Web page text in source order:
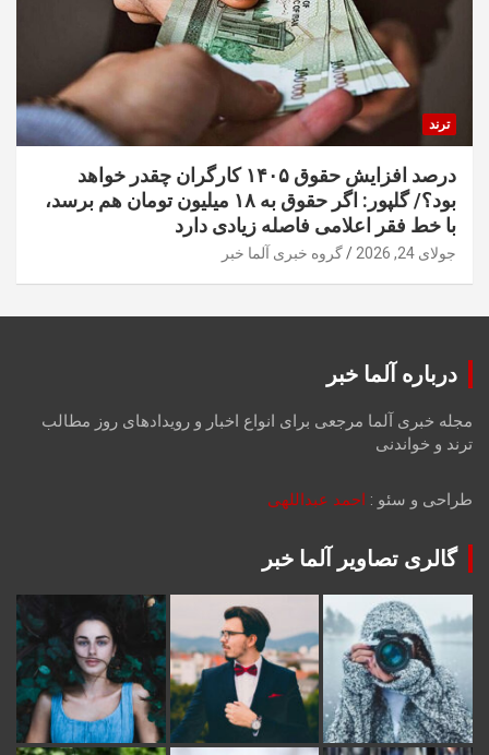
ترند
درصد افزایش حقوق ۱۴۰۵ کارگران چقدر خواهد
بود؟/ گلپور: اگر حقوق به ۱۸ میلیون تومان هم برسد،
با خط فقر اعلامی فاصله زیادی دارد
جولای 24, 2026 گروه خبری آلما خبر
درباره آلما خبر
مجله خبری آلما مرجعی برای انواع اخبار و رویدادهای روز مطالب
ترند و خواندنی
طراحی و سئو : احمد عبداللهی
گالری تصاویر آلما خبر